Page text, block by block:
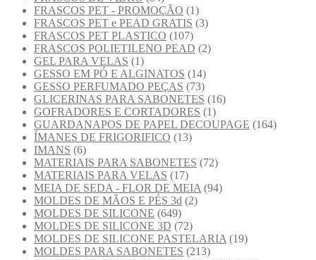
FRASCOS PET - PROMOÇÃO (1)
FRASCOS PET e PEAD GRATIS (3)
FRASCOS PET PLASTICO (107)
FRASCOS POLIETILENO PEAD (2)
GEL PARA VELAS (1)
GESSO EM PÓ E ALGINATOS (14)
GESSO PERFUMADO PEÇAS (73)
GLICERINAS PARA SABONETES (16)
GOFRADORES E CORTADORES (1)
GUARDANAPOS DE PAPEL DECOUPAGE (164)
ÍMANES DE FRIGORIFICO (13)
IMANS (6)
MATERIAIS PARA SABONETES (72)
MATERIAIS PARA VELAS (17)
MEIA DE SEDA - FLOR DE MEIA (94)
MOLDES DE MÃOS E PÉS 3d (2)
MOLDES DE SILICONE (649)
MOLDES DE SILICONE 3D (72)
MOLDES DE SILICONE PASTELARIA (19)
MOLDES PARA SABONETES (213)